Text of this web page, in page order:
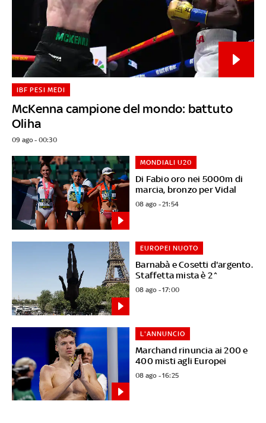
McKenna campione del mondo: battuto
Oliha
IBF PESI MEDI
09 ago - 00:30
Di Fabio oro nei 5000m di
marcia, bronzo per Vidal
MONDIALI U20
08 ago - 21:54
Barnabà e Cosetti d'argento.
Staffetta mista è 2^
EUROPEI NUOTO
08 ago - 17:00
Marchand rinuncia ai 200 e
400 misti agli Europei
L'ANNUNCIO
08 ago - 16:25